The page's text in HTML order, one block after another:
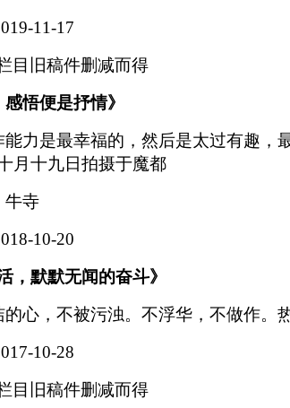
11-17
悟便是抒情》
力是最幸福的，然后是太过有趣，
月十九日拍摄于魔都
牛寺
10-20
，默默无闻的奋斗》
心，不被污浊。不浮华，不做作。
10-28